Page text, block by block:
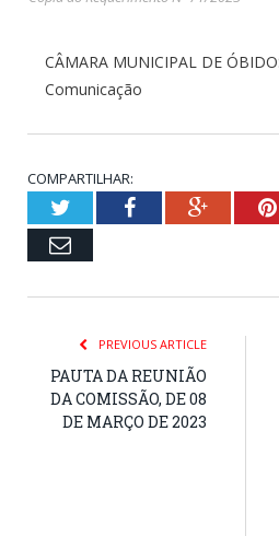
CÂMARA MUNICIPAL DE
Comunicação
COMPARTILHAR:
TwitterFacebookGoogle+
Email
PREVIOUS ARTICLE
PAUTA DA REUNIÃO
DA COMISSÃO, DE 08
DE MARÇO DE 2023